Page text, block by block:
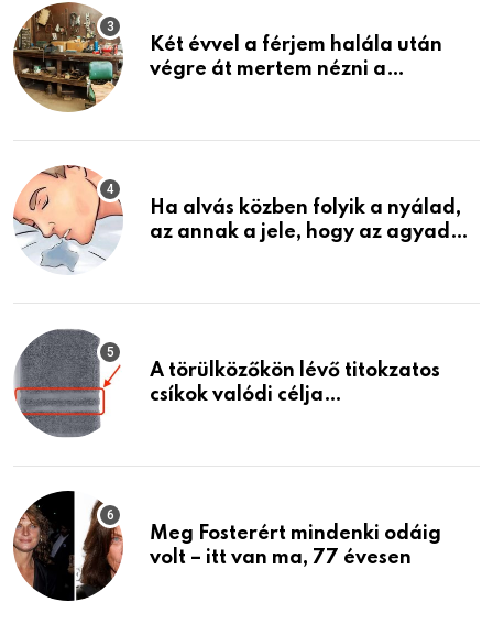
Két évvel a férjem halála után
végre át mertem nézni a
életemet
Ha alvás közben folyik a nyálad,
az annak a jele, hogy az agyad…
A törülközőkön lévő titokzatos
csíkok valódi célja…
Meg Fosterért mindenki odáig
volt – itt van ma, 77 évesen